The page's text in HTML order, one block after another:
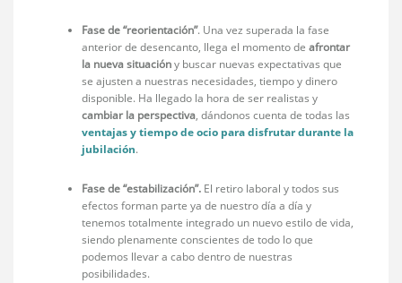
Fase de “reorientación”. Una vez superada la fase
anterior de desencanto, llega el momento deafrontar
la nueva situacióny buscar nuevas expectativas que
se ajusten a nuestras necesidades, tiempo y dinero
disponible. Ha llegado la hora de ser realistas y
cambiar la perspectiva, dándonos cuenta de todas las
ventajas y tiempo de ocio para disfrutar durante la
jubilación.
Fase de “estabilización”. El retiro laboral y todos sus
efectos forman parte ya de nuestro día a día y
tenemos totalmente integrado un nuevo estilo de vida,
siendo plenamente conscientes de todo lo que
podemos llevar a cabo dentro de nuestras
posibilidades.